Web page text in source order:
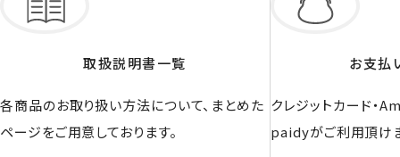
取扱説明書一覧
各商品のお取り扱い方法について、まとめた
ページをご用意しております。
お支払
クレジットカード・
paidyがご利用頂け